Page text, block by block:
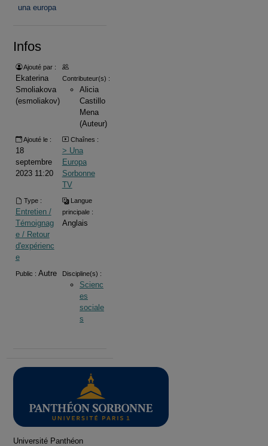
una europa
Infos
Ajouté par :
Ekaterina
Smoliakova
(esmoliakov)
Contributeur(s) :
Alicia
Castillo
Mena
(Auteur)
Ajouté le :
18
septembre
2023 11:20
Chaînes :
> Una
Europa
Sorbonne
TV
Type :
Entretien /
Témoignag
e / Retour
d'expérienc
e
Langue
principale :
Anglais
Public : Autre Discipline(s) :
Scienc
es
sociale
s
Université Panthéon